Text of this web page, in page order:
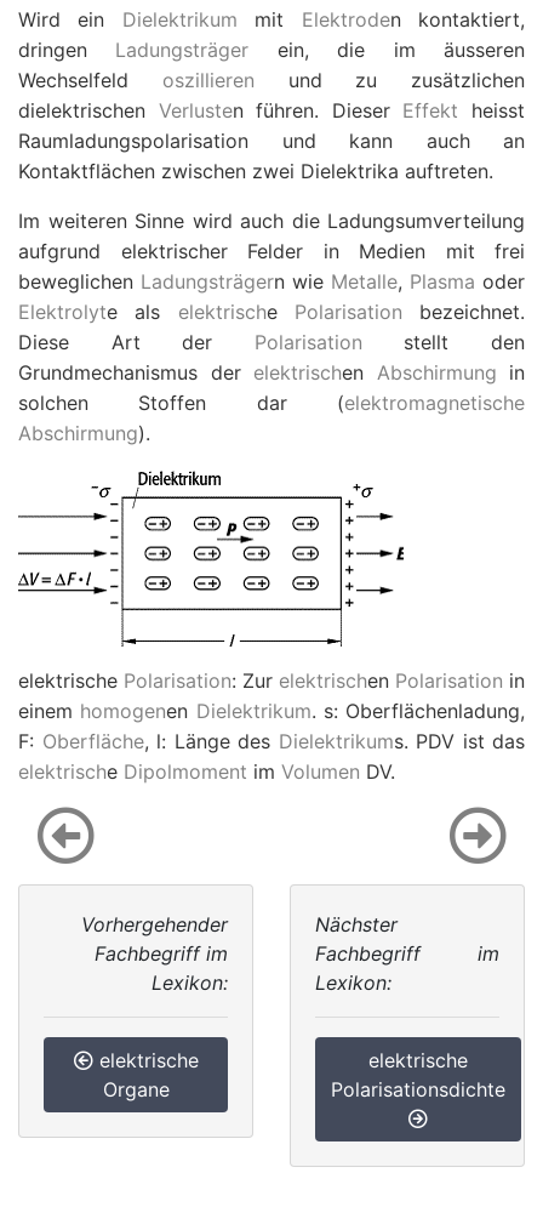
Wird ein Dielektrikum mit Elektroden kontaktiert,
dringen Ladungsträger ein, die im äusseren
Wechselfeld oszillieren und zu zusätzlichen
dielektrischen Verlusten führen. Dieser Effekt heisst
Raumladungspolarisation und kann auch an
Kontaktflächen zwischen zwei Dielektrika auftreten.
Im weiteren Sinne wird auch die Ladungsumverteilung
aufgrund elektrischer Felder in Medien mit frei
beweglichen Ladungsträgern wie Metalle, Plasma oder
Elektrolyte als elektrische Polarisation bezeichnet.
Diese Art der Polarisation stellt den
Grundmechanismus der elektrischen Abschirmung in
solchen Stoffen dar (elektromagnetische
Abschirmung).
elektrische Polarisation: Zur elektrischen Polarisation in
einem homogenen Dielektrikum. s: Oberflächenladung,
F: Oberfläche, l: Länge des Dielektrikums. PDV ist das
elektrische Dipolmoment im Volumen DV.
Vorhergehender
Fachbegriff im
Lexikon:
elektrische
Organe
Nächster
Fachbegriff im
Lexikon:
elektrische
Polarisationsdichte